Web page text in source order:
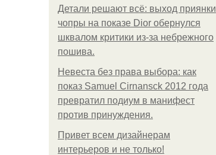
Детали решают всё: выход приянки
чопры на показе Dior обернулся
шквалом критики из-за небрежного
пошива.
Невеста без права выбора: как
показ Samuel Cirnansck 2012 года
превратил подиум в манифест
против принуждения.
Привет всем дизайнерам
интерьеров и не только!